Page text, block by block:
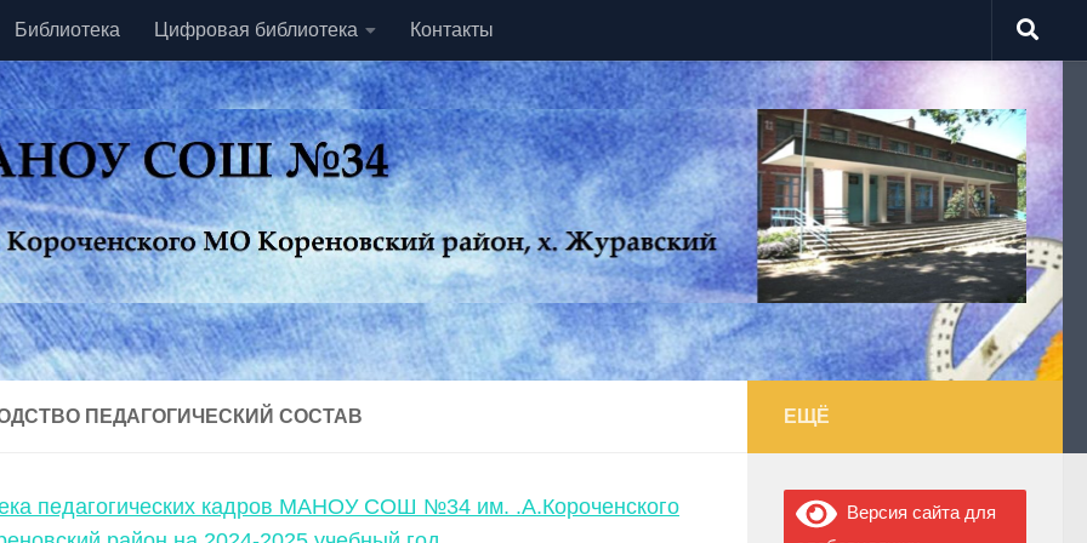
Библиотека Цифровая библиотека Контакты
ПЕДАГОГИЧЕСКИЙ СОСТАВ
педагогических кадров МАНОУ СОШ №34 им. .А.Короченского
ЕЩЁ
Версия сайта для